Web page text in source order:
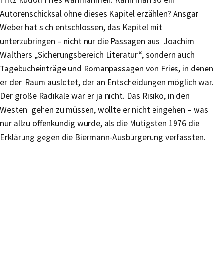
Autorenschicksal ohne dieses Kapitel erzählen? Ansgar
Weber hat sich entschlossen, das Kapitel mit
unterzubringen – nicht nur die Passagen aus Joachim
Walthers „Sicherungsbereich Literatur“, sondern auch
Tagebucheinträge und Romanpassagen von Fries, in denen
er den Raum auslotet, der an Entscheidungen möglich war.
Der große Radikale war er ja nicht. Das Risiko, in den
Westen gehen zu müssen, wollte er nicht eingehen – was
nur allzu offenkundig wurde, als die Mutigsten 1976 die
Erklärung gegen die Biermann-Ausbürgerung verfassten.